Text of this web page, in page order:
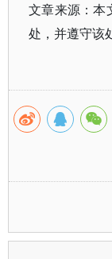
文章来源：本
处，并遵守该